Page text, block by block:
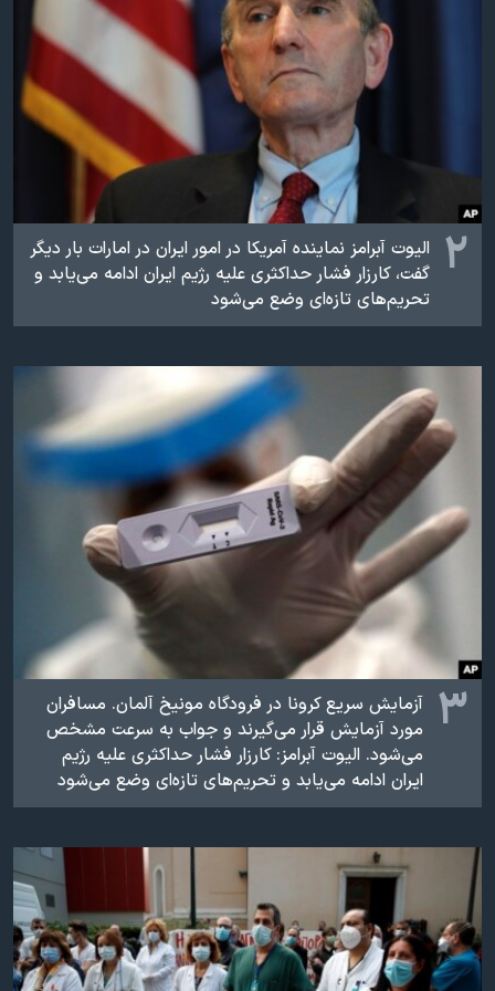
نرگس محمدی برنده جایزه نوبل صلح
همایش محافظه‌کاران آمریکا «سی‌پک»
سفر پرزیدنت ترامپ به چین
۲
الیوت آبرامز نماینده آمریکا در امور ایران در امارات بار دیگر
گفت، کارزار فشار حداکثری علیه رژیم ایران ادامه می‌یابد و
تحریم‌های تازه‌ای وضع می‌شود
۳ آزمایش سریع کرونا در فرودگاه مونیخ آلمان. مسافران
مورد آزمایش قرار می‌گیرند و جواب به سرعت مشخص
می‌شود. الیوت آبرامز: کارزار فشار حداکثری علیه رژیم
ایران ادامه می‌یابد و تحریم‌های تازه‌ای وضع می‌شود